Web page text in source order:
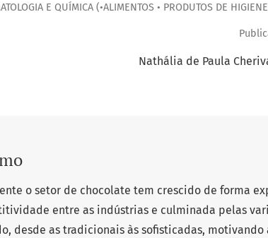
E QUÍMICA (•ALIMENTOS • PRODUTOS DE
Nathália de Paula
o setor de chocolate tem crescido de forma
entre as indústrias e culminada pelas
desde as tradicionais às sofisticadas,